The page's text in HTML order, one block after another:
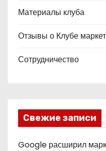
Материалы клуба
Отзывы о Клубе
Сотрудничество
Свежие записи
Google расширил